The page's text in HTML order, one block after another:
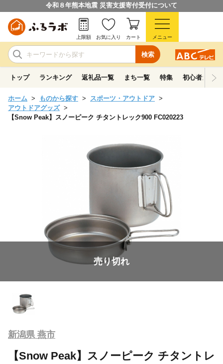
令和８年熊本地震 災害支援寄付受付について
検索
上限額 お気に入り カート メニュー
トップ ランキング 返礼品一覧 まち一覧 特集 初心者ガイド
ホーム ものから探す
スポーツ・アウトドア
アウトドアグッズ
【Snow Peak】スノーピーク チタントレック900 FC020223
売り切れ
新潟県 燕市
【Snow Peak】スノーピーク チタントレ